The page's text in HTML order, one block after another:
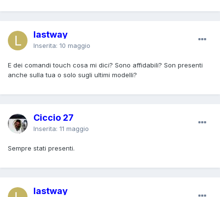
lastway
Inserita: 10 maggio
E dei comandi touch cosa mi dici? Sono affidabili? Son presenti
anche sulla tua o solo sugli ultimi modelli?
Ciccio 27
Inserita: 11 maggio
Sempre stati presenti.
lastway